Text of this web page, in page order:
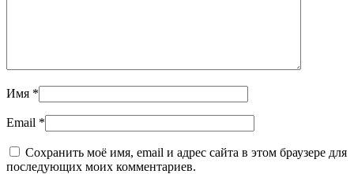
Имя *
Email *
Сохранить моё имя, email и адрес сайта в этом браузере для
последующих моих комментариев.